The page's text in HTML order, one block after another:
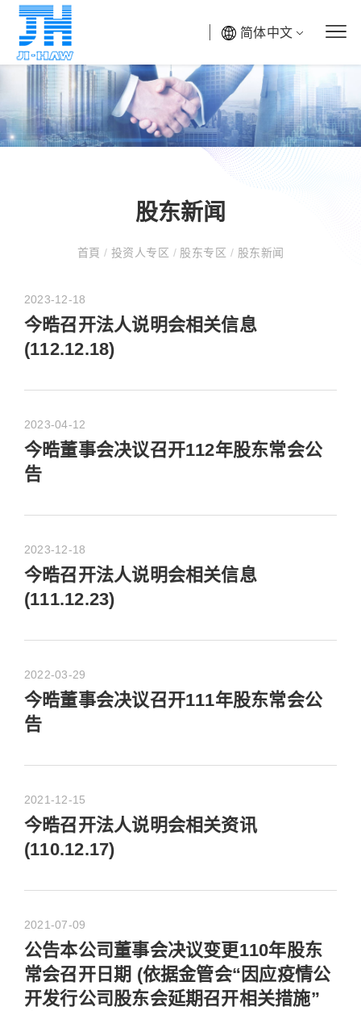
简体中文
股东新闻
首頁 / 投资人专区 / 股东专区 / 股东新闻
2023-12-18
今晧召开法人说明会相关信息
(112.12.18)
2023-04-12
今晧董事会决议召开112年股东常会公
告
2023-12-18
今晧召开法人说明会相关信息
(111.12.23)
2022-03-29
今晧董事会决议召开111年股东常会公
告
2021-12-15
今晧召开法人说明会相关资讯
(110.12.17)
2021-07-09
公告本公司董事会决议变更110年股东
常会召开日期 (依据金管会“因应疫情公
开发行公司股东会延期召开相关措施”